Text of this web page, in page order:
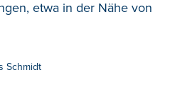
etwa in der Nähe von
Schmidt